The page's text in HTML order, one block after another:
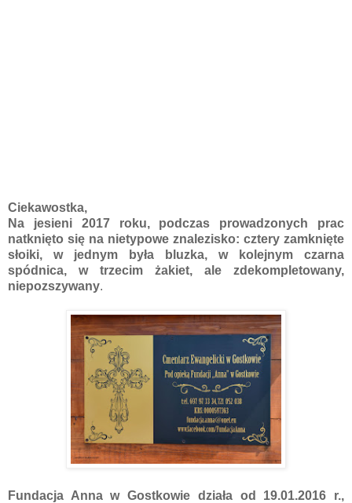
Ciekawostka,
Na jesieni 2017 roku, podczas prowadzonych prac
natknięto się na nietypowe znalezisko: cztery zamknięte
słoiki, w jednym była bluzka, w kolejnym czarna
spódnica, w trzecim żakiet, ale zdekompletowany,
niepozszywany.
Fundacja Anna w Gostkowie działa od 19.01.2016 r.,